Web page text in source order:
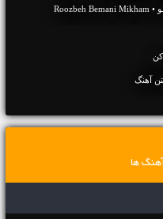
دانلود آهنگ روزبه بمانی میخوام ببخشم خودمو • Roozbeh Bemani Mikham
کن
آهنگ
ها